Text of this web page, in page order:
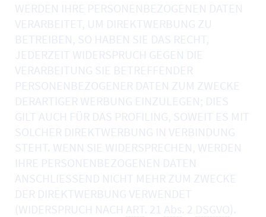
WERDEN IHRE PERSONENBEZOGENEN DATEN
VERARBEITET, UM DIREKTWERBUNG ZU
BETREIBEN, SO HABEN SIE DAS RECHT,
JEDERZEIT WIDERSPRUCH GEGEN DIE
VERARBEITUNG SIE BETREFFENDER
PERSONENBEZOGENER DATEN ZUM ZWECKE
DERARTIGER WERBUNG EINZULEGEN; DIES
GILT AUCH FÜR DAS PROFILING, SOWEIT ES MIT
SOLCHER DIREKTWERBUNG IN VERBINDUNG
STEHT. WENN SIE WIDERSPRECHEN, WERDEN
IHRE PERSONENBEZOGENEN DATEN
ANSCHLIESSEND NICHT MEHR ZUM ZWECKE
DER DIREKTWERBUNG VERWENDET
(WIDERSPRUCH NACH ART. 21 Abs. 2 DSGVO).